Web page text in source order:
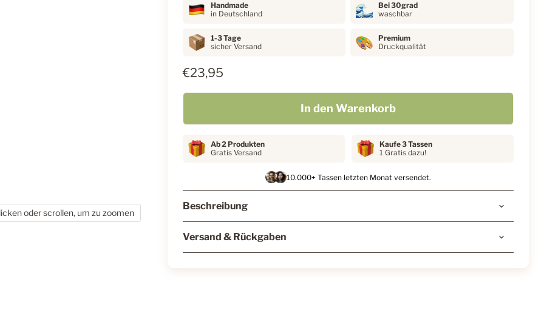
oder scrollen, um zu zoomen
Handmade
in Deutschland
Bei 30grad
waschbar
1-3 Tage
sicher Versand
Premium
Druckqualität
€23,95
In den Warenkorb
Ab 2 Produkten
Gratis Versand
Kaufe 3 Tassen
1 Gratis dazu!
10.000+ Tassen letzten Monat versendet.
Beschreibung
Versand & Rückgaben